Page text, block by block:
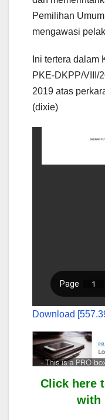
Pemilihan
mengawasi
Ini tertera dalam
PKE-DKPP/VIII/
2019 atas
(dixie)
Download
Click here
with